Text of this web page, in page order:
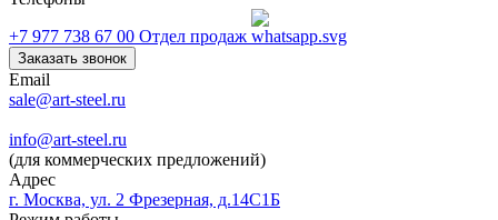
+7 977 738 67 00 Отдел продаж
Заказать звонок
Email
sale@art-steel.ru
info@art-steel.ru
(для коммерческих предложений)
Адрес
г. Москва, ул. 2 Фрезерная, д.14С1Б